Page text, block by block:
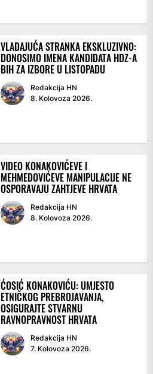
VLADAJUĆA STRANKA EKSKLUZIVNO:
DONOSIMO IMENA KANDIDATA HDZ-A
BIH ZA IZBORE U LISTOPADU
Redakcija HN
8. Kolovoza 2026.
VIDEO KONAKOVIĆEVE I
MEHMEDOVIĆEVE MANIPULACIJE NE
OSPORAVAJU ZAHTJEVE HRVATA
Redakcija HN
8. Kolovoza 2026.
ĆOSIĆ KONAKOVIĆU: UMJESTO
ETNIČKOG PREBROJAVANJA,
OSIGURAJTE STVARNU
RAVNOPRAVNOST HRVATA
Redakcija HN
7. Kolovoza 2026.